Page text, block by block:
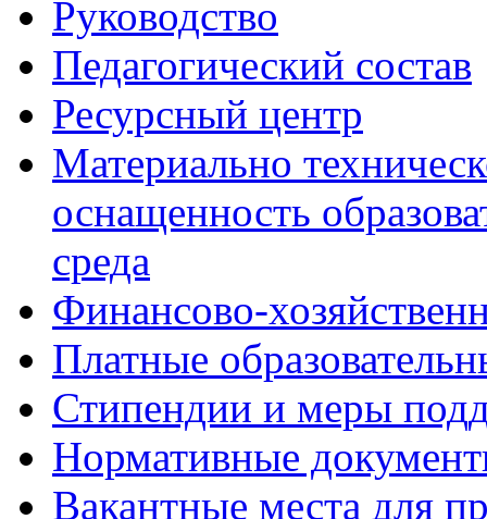
Руководство
Педагогический состав
Ресурсный центр
Материально
оснащенность
среда
Финансово-
Платные
Стипендии и меры
Нормативные
Вакантные места для